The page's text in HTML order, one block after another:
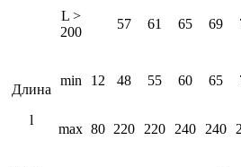
L >
200
57 61 65 69
Длина
l
min 12 48 55 60 65
max 80 220 220 240 240